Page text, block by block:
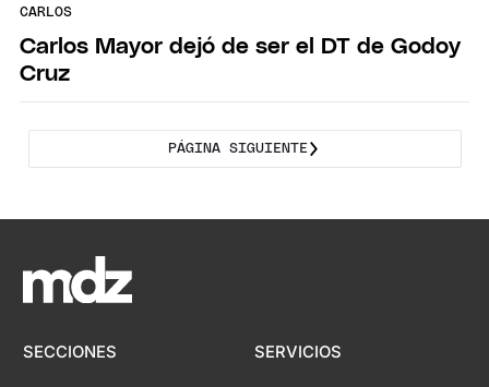
CARLOS
Carlos Mayor dejó de ser el DT de Godoy
Cruz
PÁGINA SIGUIENTE
SECCIONES SERVICIOS